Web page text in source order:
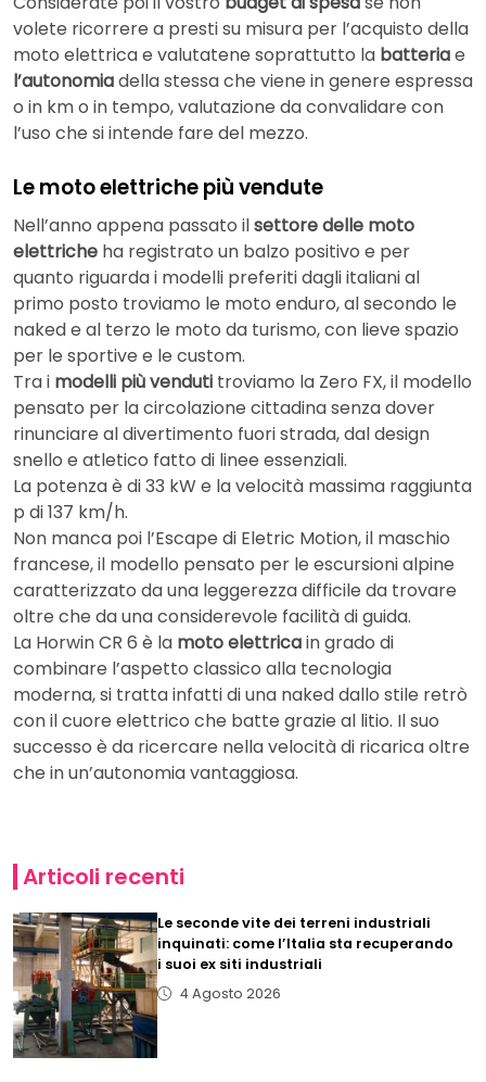
volete ricorrere a presti su misura per l’acquisto della
moto elettrica e valutatene soprattutto la batteriae
l’autonomiadella stessa che viene in genere espressa
o in km o in tempo, valutazione da convalidare con
l’uso che si intende fare del mezzo.
Le moto elettriche più vendute
Nell’anno appena passato ilsettore delle moto
elettriche ha registrato un balzo positivo e per
quanto riguarda i modelli preferiti dagli italiani al
primo posto troviamo le moto enduro, al secondo le
naked e al terzo le moto da turismo, con lieve spazio
per le sportive e le custom.
Tra i modelli più venduti troviamo la Zero FX, il modello
pensato per la circolazione cittadina senza dover
rinunciare al divertimento fuori strada, dal design
snello e atletico fatto di linee essenziali.
La potenza è di 33 kW e la velocità massima raggiunta
p di 137 km/h.
Non manca poi l’Escape di Eletric Motion, il maschio
francese, il modello pensato per le escursioni alpine
caratterizzato da una leggerezza difficile da trovare
oltre che da una considerevole facilità di guida.
La Horwin CR 6 è la moto elettricain grado di
combinare l’aspetto classico alla tecnologia
moderna, si tratta infatti di una naked dallo stile retrò
con il cuore elettrico che batte grazie al litio. Il suo
successo è da ricercare nella velocità di ricarica oltre
che in un’autonomia vantaggiosa.
Articoli recenti
Le seconde vite dei terreni industriali
inquinati: come l’Italia sta recuperando
i suoi ex siti industriali
4 Agosto 2026